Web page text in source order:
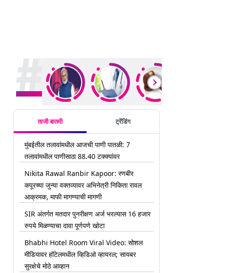
ताजी बातमी ट्रेंडिंग
मुंबईतील तलावांमधील आजची पाणी पातळी: 7
तलावांमधील पाणीसाठा 88.40 टक्क्यांवर
Nikita Rawal Ranbir Kapoor: रणबीर
कपूरच्या जुन्या वक्तव्यावर अभिनेत्री निकिता रावल
आक्रमक, माफी मागण्याची मागणी
SIR अंतर्गत मतदार पुनरीक्षण अर्ज भरल्यास 16 हजार
रुपये मिळण्याचा दावा पूर्णपणे खोटा
Bhabhi Hotel Room Viral Video: सोशल
मीडियावर हॉटेलमधील व्हिडिओ व्हायरल; सायबर
सुरक्षेचे मोठे आव्हान